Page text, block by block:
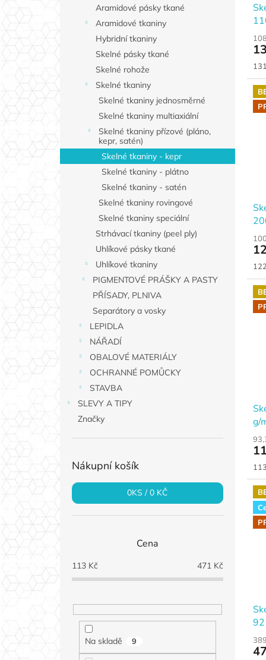
Aramidové pásky tkané
Aramidové tkaniny
Hybridní tkaniny
Skelné pásky tkané
Skelné rohože
Skelné tkaniny
Skelné tkaniny jednosměrné
Skelné tkaniny multiaxiální
Skelné tkaniny přízové (pláno,
kepr, satén)
Skelné tkaniny - kepr
Skelné tkaniny - plátno
Skelné tkaniny - satén
Skelné tkaniny rovingové
Skelné tkaniny speciální
Strhávací tkaniny (peel ply)
Uhlíkové pásky tkané
Uhlíkové tkaniny
PIGMENTOVÉ PRÁŠKY A PASTY
PŘÍSADY, PLNIVA
Separátory a vosky
LEPIDLA
NÁŘADÍ
OBALOVÉ MATERIÁLY
OCHRANNÉ POMŮCKY
STAVBA
SLEVY A TIPY
Značky
Nákupní košík
0KS /0 KČ
Cena
113Kč 471Kč
Na skladě 9
g/
cm
2/